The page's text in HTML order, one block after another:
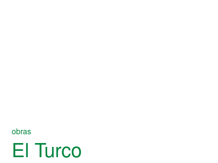
obras
El Turco